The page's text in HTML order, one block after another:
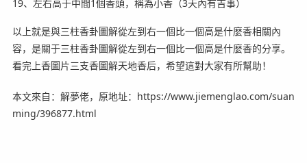
19、左右高于中間1個香頭，稱為小香（3天內有吉事）
以上就是與三柱香卦圖解從左到右一個比一個高是什麼香相關內
容，是關于三柱香卦圖解從左到右一個比一個高是什麼香的分享。
看完上香圖片三支香圖解天地香后，希望這對大家有所幫助！
本文來自：解夢佬，原地址：https://www.jiemenglao.com/suan
ming/396877.html